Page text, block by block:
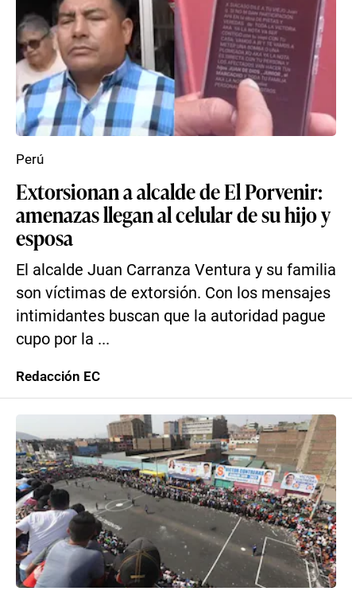
Extorsionan a alcalde de El Porvenir:
amenazas llegan al celular de su hijo y
esposa
El alcalde Juan Carranza Ventura y su familia
son víctimas de extorsión. Con los mensajes
intimidantes buscan que la autoridad pague
cupo por la ...
Perú
Redacción EC